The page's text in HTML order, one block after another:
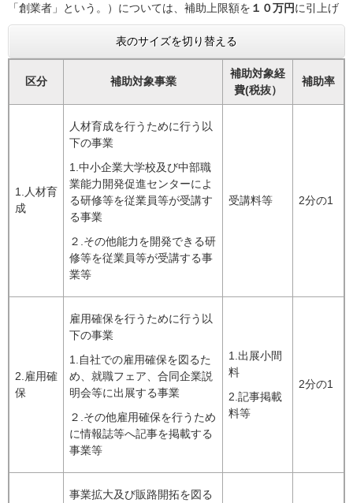
「創業者」という。）については、補助上限額を １０万円に引上げ
表のサイズを切り替える
区分 補助対象事業
補助対象経
費(税抜）
補助率
1.人材育
成
人材育成を行うために行う以
下の事業
1.中小企業大学校及び中部職
業能力開発促進センターによ
る研修等を従業員等が受講す
る事業
２.その他能力を開発できる研
修等を従業員等が受講する事
業等
受講料等 2分の1
2.雇用確
保
雇用確保を行うために行う以
下の事業
1.自社での雇用確保を図るた
め、就職フェア、合同企業説
明会等に出展する事業
２.その他雇用確保を行うため
に情報誌等へ記事を掲載する
事業等
1.出展小間
料
2.記事掲載
料等
2分の1
事業拡大及び販路開拓を図る